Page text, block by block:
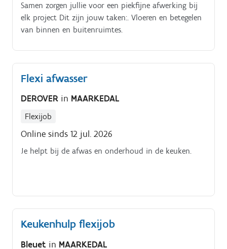
Samen zorgen jullie voor een piekfijne afwerking bij
elk project Dit zijn jouw taken:. Vloeren en betegelen
van binnen en buitenruimtes.
Flexi afwasser
DEROVER in MAARKEDAL
Flexijob
Online sinds 12 jul. 2026
Je helpt bij de afwas en onderhoud in de keuken.
Keukenhulp flexijob
Bleuet in MAARKEDAL